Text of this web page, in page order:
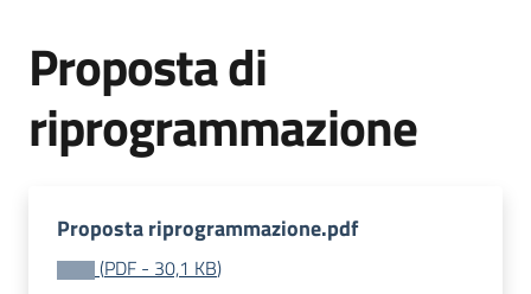
FSC
2021
Supporto
Proposta di
riprogrammazione
Proposta riprogrammazione.pdf
(PDF - 30,1 KB)